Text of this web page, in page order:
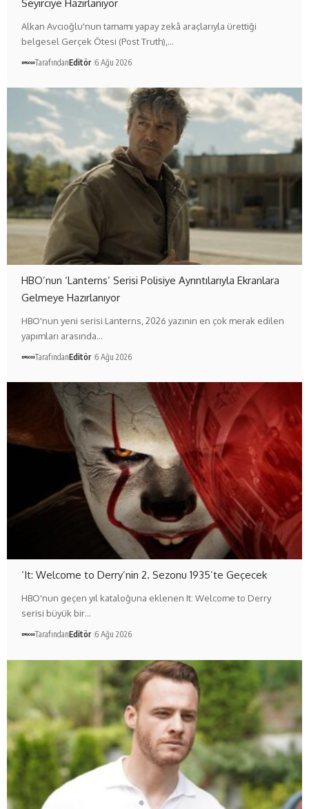
Seyirciye Hazırlanıyor
Alkan Avcıoğlu'nun tamamı yapay zekâ araçlarıyla ürettiği
belgesel Gerçek Ötesi (Post Truth),…
TarafındanEditör 6 Ağu 2026
HBO’nun ‘Lanterns’ Serisi Polisiye Ayrıntılarıyla Ekranlara
Gelmeye Hazırlanıyor
HBO'nun yeni serisi Lanterns, 2026 yazının en çok merak edilen
yapımları arasında…
TarafındanEditör 6 Ağu 2026
‘It: Welcome to Derry’nin 2. Sezonu 1935’te Geçecek
HBO'nun geçen yıl kataloğuna eklenen It: Welcome to Derry
serisi büyük bir…
TarafındanEditör 6 Ağu 2026